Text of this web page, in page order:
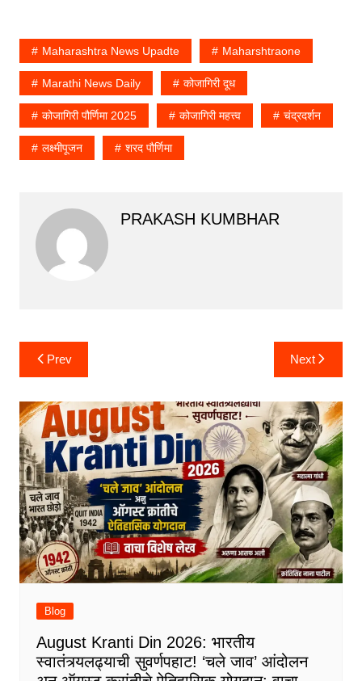
Maharashtra News Upadte Maharshtraone
Marathi News Daily कोजागिरी दूध
कोजागिरी पौर्णिमा 2025 कोजागिरी महत्त्व चंद्रदर्शन
लक्ष्मीपूजन शरद पौर्णिमा
PRAKASH KUMBHAR
Post
navigation
Prev Next
Blog
August Kranti Din 2026: भारतीय
स्वातंत्र्यलढ्याची सुवर्णपहाट! ‘चले जाव’ आंदोलन